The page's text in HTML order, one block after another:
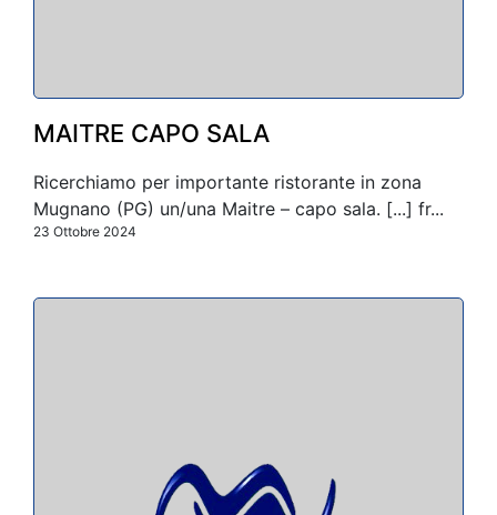
MAITRE CAPO SALA
Ricerchiamo per importante ristorante in zona
Mugnano (PG) un/una Maitre – capo sala. [...] fr...
23 Ottobre 2024